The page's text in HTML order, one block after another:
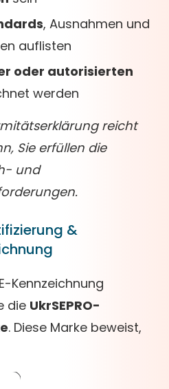
, Ausnahmen und
auflisten
oder autorisierten
werden
reicht
Sie erfüllen die
und
&
Kennzeichnung
die UkrSEPRO-
. Diese Marke beweist,